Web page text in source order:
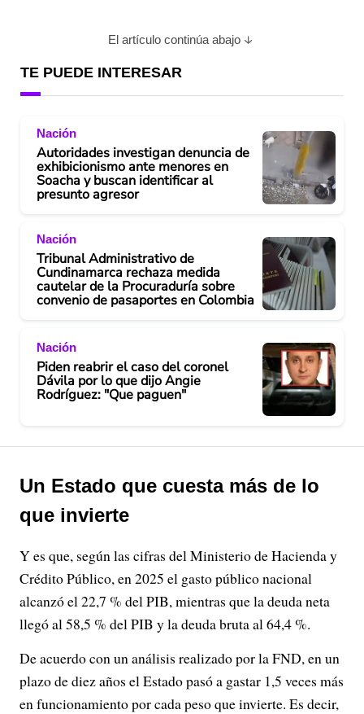
El artículo continúa abajo
TE PUEDE INTERESAR
Nación
Autoridades investigan denuncia de
exhibicionismo ante menores en
Soacha y buscan identificar al
presunto agresor
Nación
Tribunal Administrativo de
Cundinamarca rechaza medida
cautelar de la Procuraduría sobre
convenio de pasaportes en Colombia
Nación
Piden reabrir el caso del coronel
Dávila por lo que dijo Angie
Rodríguez: "Que paguen"
Un Estado que cuesta más de lo
que invierte
Y es que, según las cifras del Ministerio de Hacienda y
Crédito Público, en 2025 el gasto público nacional
alcanzó el 22,7 % del PIB, mientras que la deuda neta
llegó al 58,5 % del PIB y la deuda bruta al 64,4 %.
De acuerdo con un análisis realizado por la FND, en un
plazo de diez años el Estado pasó a gastar 1,5 veces más
en funcionamiento por cada peso que invierte. Es decir,